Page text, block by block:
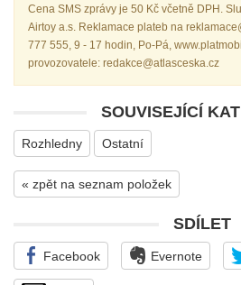
Cena SMS zprávy je 50 Kč včetně DPH.
Airtoy a.s. Reklamace plateb na
777 555, 9 - 17 hodin, Po-Pá,
provozovatele: redakce@atlasceska.cz
SOUVISEJÍCÍ
Rozhledny Ostatní
« zpět na seznam položek
SDÍLET
Facebook Evernote